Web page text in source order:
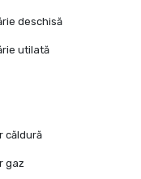
deschisă
utilată
căldură
gaz